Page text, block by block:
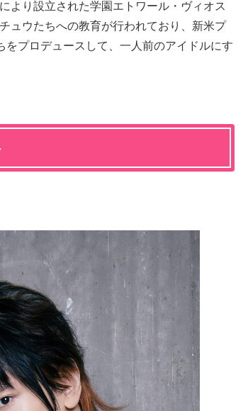
より設立された学園エトワール・ヴィオス
ュウたちへの教育が行われており、新米プ
をプロデュースして、一人前のアイドルにす